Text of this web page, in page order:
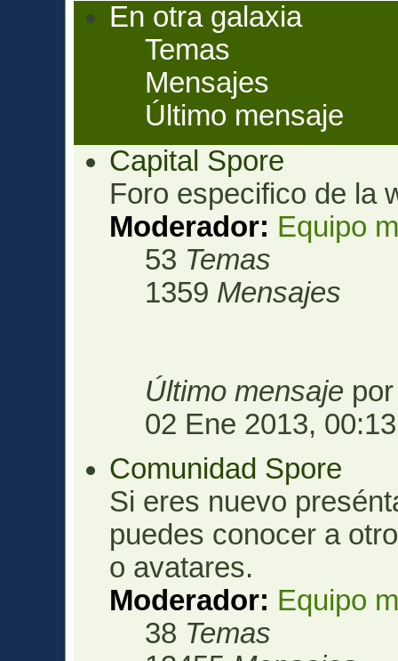
En otra galaxia
Temas
Mensajes
Último mensaje
Capital Spore
Foro especifico de la
Moderador: Equipo
53 Temas
1359 Mensajes
Último mensaje
02 Ene 2013, 00:13
Comunidad Spore
Si eres nuevo
puedes conocer a
o avatares.
Moderador: Equipo
38 Temas